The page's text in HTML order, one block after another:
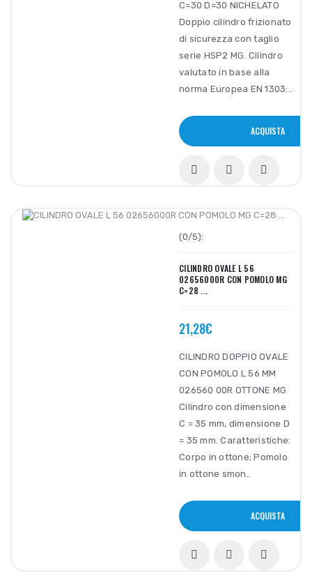
C=30 D=30 NICHELATO
Doppio cilindro frizionato
di sicurezza con taglio
serie HSP2 MG. Cilindro
valutato in base alla
norma Europea EN 1303:..
ACQUISTA
(0/5):
CILINDRO OVALE L 56
02656000R CON POMOLO MG
C=28 ...
21,28€
CILINDRO DOPPIO OVALE
CON POMOLO L 56 MM
026560 00R OTTONE MG
Cilindro con dimensione
C = 35 mm, dimensione D
= 35 mm. Caratteristiche:
Corpo in ottone; Pomolo
in ottone smon..
ACQUISTA